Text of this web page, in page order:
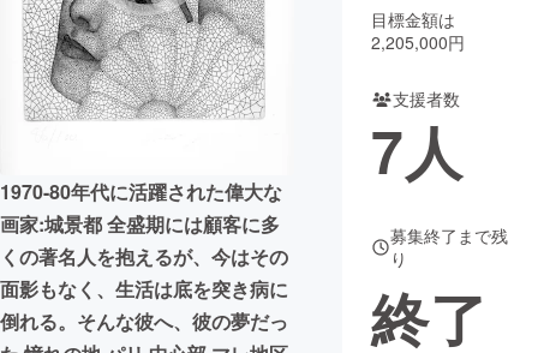
まちづくり・地域活性化
CAMPFIRE for Social Good
CAMPFIRE Creation
コミュニティ
1970-80年代に活躍された偉大な
画家:城景都 全盛期には顧客に多
くの著名人を抱えるが、今はその
面影もなく、生活は底を突き病に
倒れる。そんな彼へ、彼の夢だっ
目標金額は
2,205,000円
支援者数
7人
募集終了まで残
り
終了